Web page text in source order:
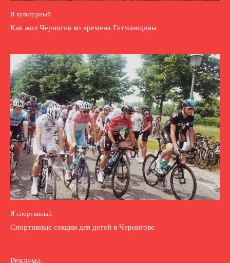
Я культурный
Как жил Чернигов во времена Гетманщины
Я спортивный
Спортивные секции для детей в Чернигове
Реклама